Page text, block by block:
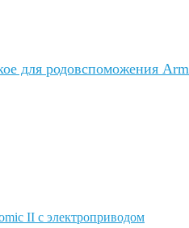
для родовспоможения